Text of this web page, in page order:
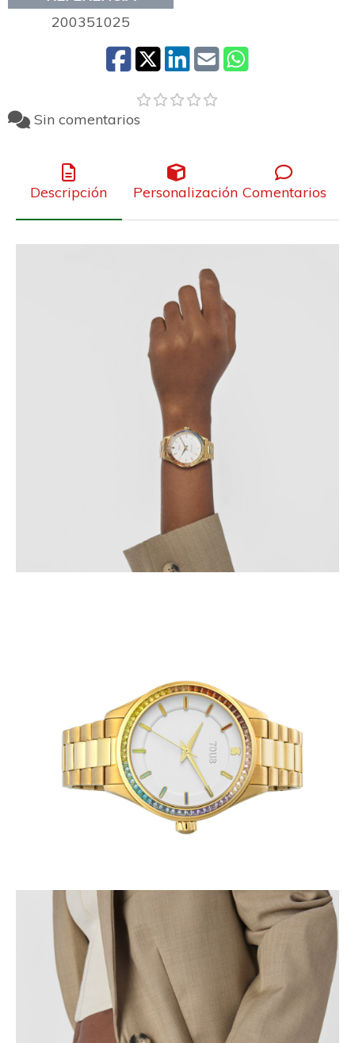
200351025
Sin comentarios
Descripción Personalización Comentarios